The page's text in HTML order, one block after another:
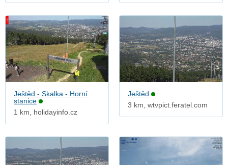
Ještěd - Skalka - Horní
stanice
1 km, holidayinfo.cz
Ještěd
3 km, wtvpict.feratel.com